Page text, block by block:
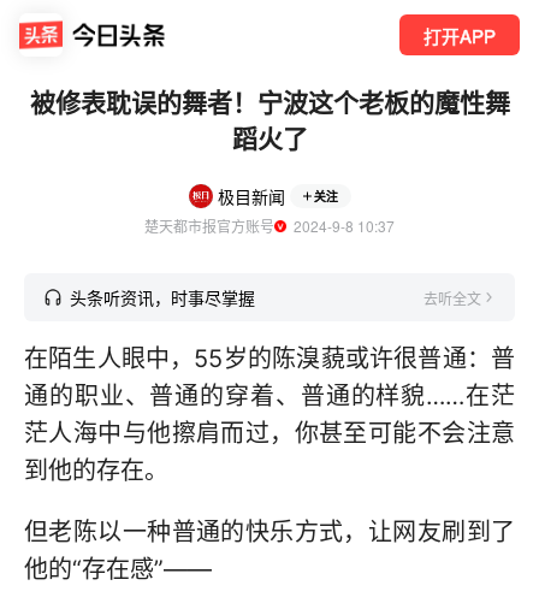
打开APP
被修表耽误的舞者！宁波这个老板的魔性舞
蹈火了
极目新闻 关注
楚天都市报官方账号
  2024-9-8 10:37
头条听资讯，时事尽掌握 去听全文
在陌生人眼中，55岁的陈溴藐或许很普通：普
通的职业、普通的穿着、普通的样貌……在茫
茫人海中与他擦肩而过，你甚至可能不会注意
到他的存在。
但老陈以一种普通的快乐方式，让网友刷到了
他的“存在感”——